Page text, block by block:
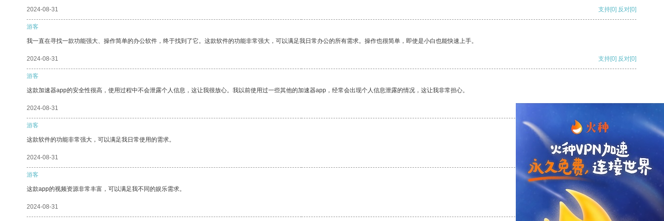
2024-08-31 支持[0] 反对[0]
游客
我一直在寻找一款功能强大、操作简单的办公软件，终于找到了它。这款软件的功能非常强大，可以满足我日常办公的所有需求。操作也很简单，即使是小白也能快速上手。
2024-08-31 支持[0] 反对[0]
游客
这款加速器app的安全性很高，使用过程中不会泄露个人信息，这让我很放心。我以前使用过一些其他的加速器app，经常会出现个人信息泄露的情况，这让我非常担心。
2024-08-31
游客
这款软件的功能非常强大，可以满足我日常使用的需求。
2024-08-31 支持 [0] 反对 [0]
游客
这款app的视频资源非常丰富，可以满足我不同的娱乐需求。
2024-08-31 支持